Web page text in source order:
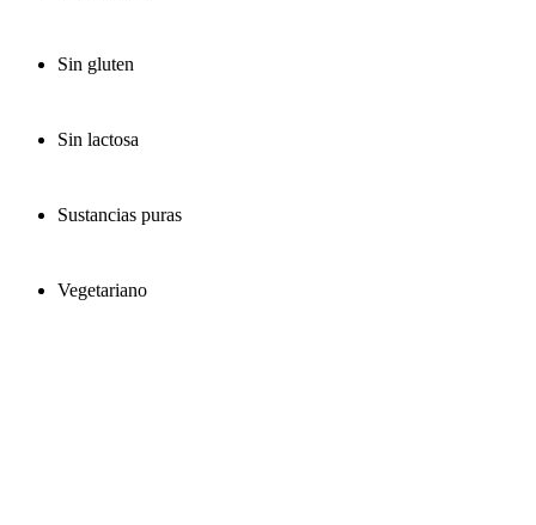
Sin gluten
Sin lactosa
Sustancias puras
Vegetariano